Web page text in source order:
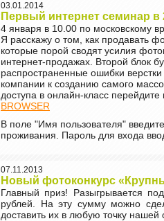
03.01.2014
Первый интернет семинар в
4 января в 10.00 по московскому
Я расскажу о том, как продавать
которые порой сводят усилия
интернет-продажах. Второй блок
распространенные ошибки
компании к созданию самого
доступа в онлайн-класс перейдите
BROWSER
В поле "Имя пользователя"
проживания. Пароль для входа
07.11.2013
Новый фотоконкурс
Главный приз! Разыгрывается
рублей. На эту сумму можно
доставить их в любую точку нашей